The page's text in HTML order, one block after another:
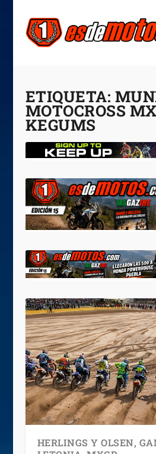
ETIQUETA:
MOTOCROSS
KEGUMS
HERLINGS Y OLSEN,